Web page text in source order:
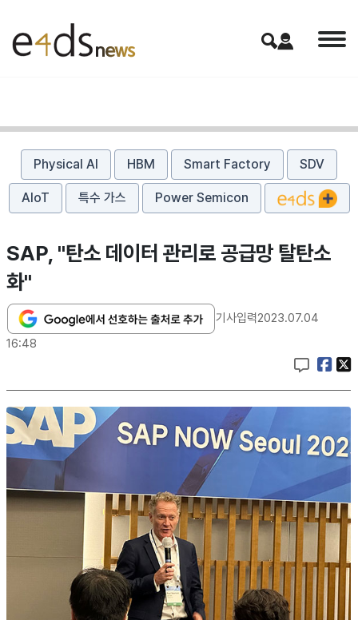
Physical AI HBM Smart Factory SDV
AIoT 특수 가스 Power Semicon
SAP, "탄소 데이터 관리로 공급망 탈탄소
화"
기사입력2023.07.04
16:48